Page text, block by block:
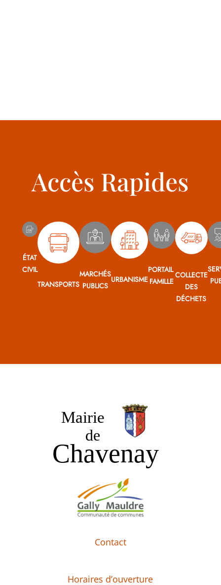
Accès Rapides
ÉTAT
CIVIL
TRANSPORTS
MARCHÉS
PUBLICS
URBANISME
PORTAIL
FAMILLE
COLLECTE
DES
DÉCHETS
Contact
Horaires d’ouverture